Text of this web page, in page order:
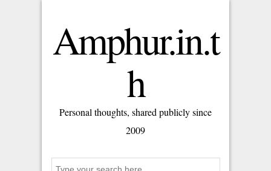
Amphur.in.t
h
Personal thoughts, shared publicly since
2009